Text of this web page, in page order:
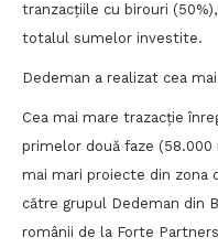
tranzacțiile cu birouri
totalul sumelor investite.
Dedeman a realizat cea
Cea mai mare trazacție
primelor două faze
mai mari proiecte din zona
către grupul Dedeman din
românii de la Forte